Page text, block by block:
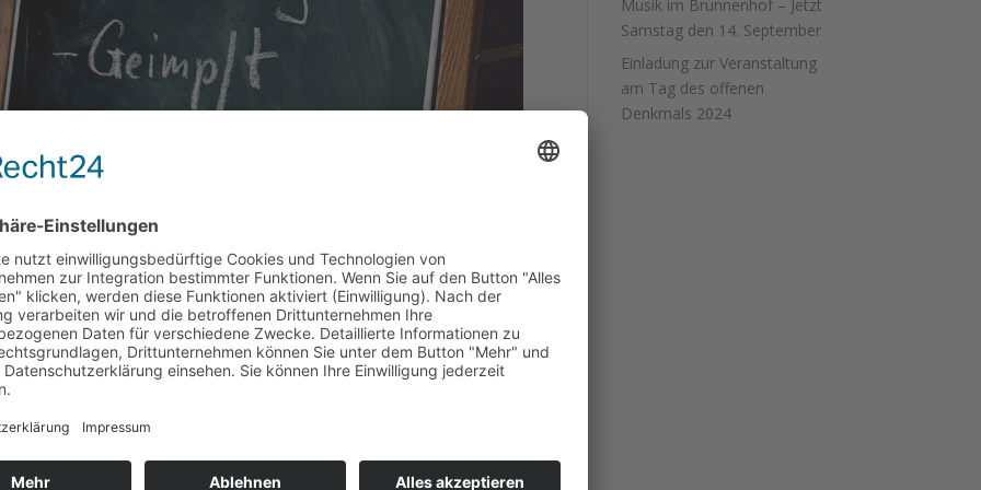
AM 25.11.2021 FINDET MIT DER
Musik im Brunnenhof – Jetzt
Samstag den 14. September
Einladung zur Veranstaltung
am Tag des offenen
Denkmals 2024